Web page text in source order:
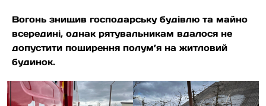
Вогонь знищив господарську будівлю та майно
всередині, однак рятувальникам вдалося не
допустити поширення полум’я на житловий
будинок.